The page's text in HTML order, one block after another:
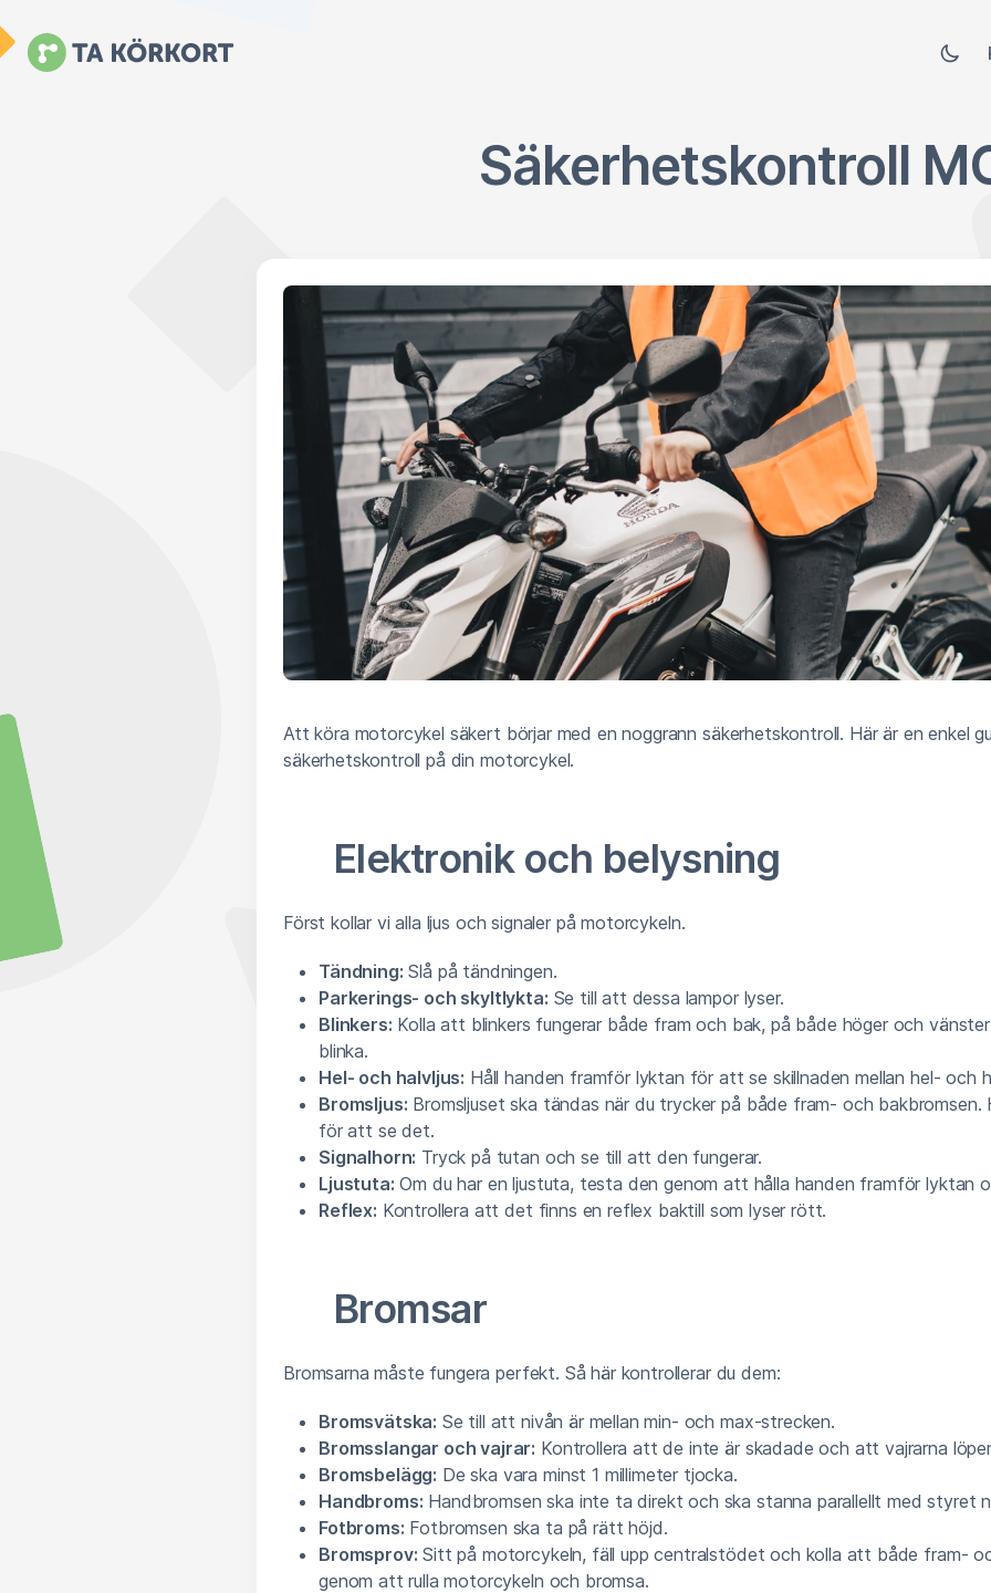
Säkerhetskontroll
Att köra motorcykel säkert börjar med en noggrann säkerhetskontroll. Här är en enkel
säkerhetskontroll på din motorcykel.
Elektronik och belysning
Först kollar vi alla ljus och signaler på motorcykeln.
Tändning: Slå på tändningen.
Parkerings- och skyltlykta: Se till att dessa lampor lyser.
Blinkers: Kolla att blinkers fungerar både fram och bak, på både höger och
blinka.
Hel- och halvljus: Håll handen framför lyktan för att se skillnaden mellan hel- och
Bromsljus: Bromsljuset ska tändas när du trycker på både fram- och bakbromsen.
för att se det.
Signalhorn: Tryck på tutan och se till att den fungerar.
Ljustuta: Om du har en ljustuta, testa den genom att hålla handen framför lyktan
Reflex: Kontrollera att det finns en reflex baktill som lyser rött.
Bromsar
Bromsarna måste fungera perfekt. Så här kontrollerar du dem:
Bromsvätska: Se till att nivån är mellan min- och max-strecken.
Bromsslangar och vajrar: Kontrollera att de inte är skadade och att vajrarna
Bromsbelägg: De ska vara minst 1 millimeter tjocka.
Handbroms: Handbromsen ska inte ta direkt och ska stanna parallellt med styret
Fotbroms: Fotbromsen ska ta på rätt höjd.
Bromsprov: Sitt på motorcykeln, fäll upp centralstödet och kolla att både fram-
genom att rulla motorcykeln och bromsa.